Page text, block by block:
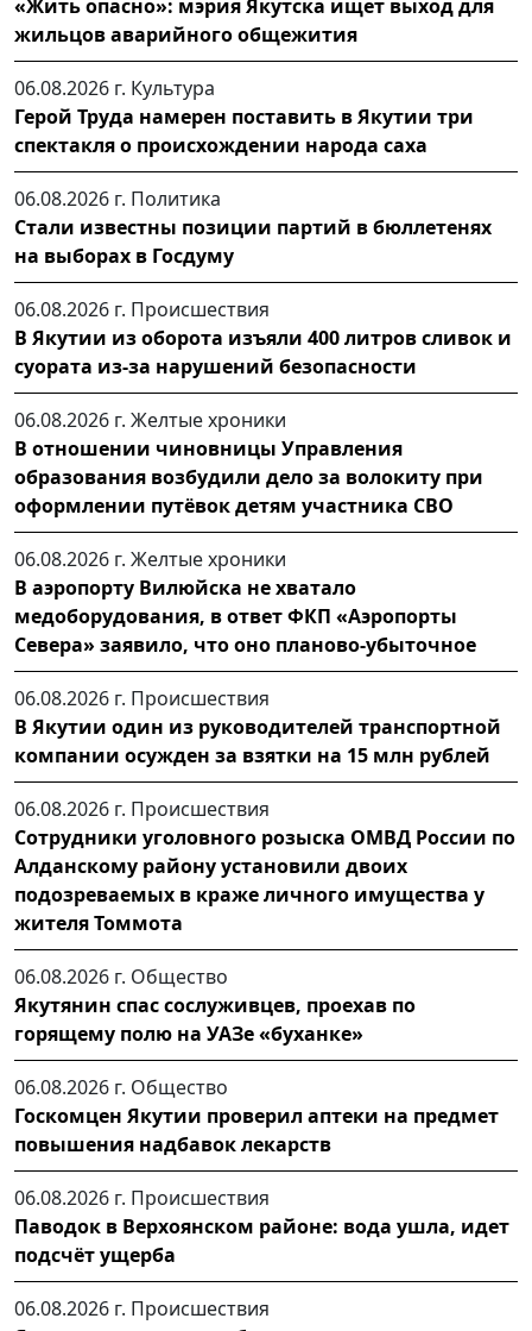
«Жить опасно»: мэрия Якутска ищет выход для
жильцов аварийного общежития
06.08.2026 г. Культура
Герой Труда намерен поставить в Якутии три
спектакля о происхождении народа саха
06.08.2026 г. Политика
Стали известны позиции партий в бюллетенях
на выборах в Госдуму
06.08.2026 г. Происшествия
В Якутии из оборота изъяли 400 литров сливок и
суората из-за нарушений безопасности
06.08.2026 г. Желтые хроники
В отношении чиновницы Управления
образования возбудили дело за волокиту при
оформлении путёвок детям участника СВО
06.08.2026 г. Желтые хроники
В аэропорту Вилюйска не хватало
медоборудования, в ответ ФКП «Аэропорты
Севера» заявило, что оно планово-убыточное
06.08.2026 г. Происшествия
В Якутии один из руководителей транспортной
компании осужден за взятки на 15 млн рублей
06.08.2026 г. Происшествия
Сотрудники уголовного розыска ОМВД России по
Алданскому району установили двоих
подозреваемых в краже личного имущества у
жителя Томмота
06.08.2026 г. Общество
Якутянин спас сослуживцев, проехав по
горящему полю на УАЗе «буханке»
06.08.2026 г. Общество
Госкомцен Якутии проверил аптеки на предмет
повышения надбавок лекарств
06.08.2026 г. Происшествия
Паводок в Верхоянском районе: вода ушла, идет
подсчёт ущерба
06.08.2026 г. Происшествия